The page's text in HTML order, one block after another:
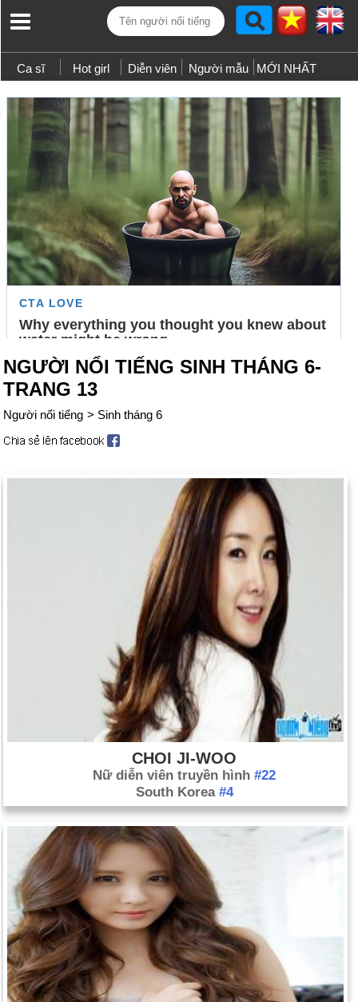
Ca sĩ Hot girl Diễn viên Người mẫu MỚI NHẤT
NGƯỜI NỔI TIẾNG SINH THÁNG 6-
TRANG 13
Người nổi tiếng > Sinh tháng 6
CHOI JI-WOO
Nữ diễn viên truyền hình #22
South Korea #4